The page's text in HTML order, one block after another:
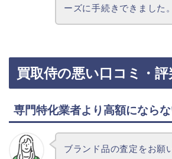
ーズに手続きできました。
買取侍の悪い口コミ・評
専門特化業者より高額になら
ブランド品の査定をお願